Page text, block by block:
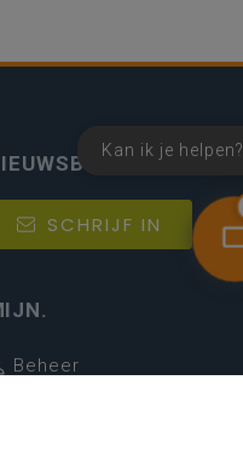
Kan ik je helpen?
SCHRIJF IN
Beheer